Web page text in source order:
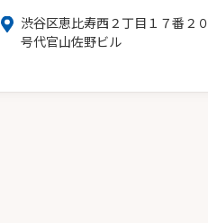
渋谷区恵比寿西２丁目１７番２０
号代官山佐野ビル